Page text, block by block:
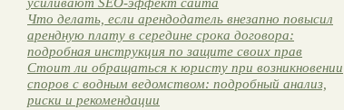
Что делать, если арендодатель внезапно повысил
арендную плату в середине срока договора:
подробная инструкция по защите своих прав
Стоит ли обращаться к юристу при возникновении
споров с водным ведомством: подробный анализ,
риски и рекомендации